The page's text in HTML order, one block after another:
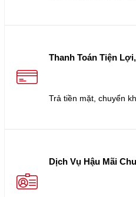
Thanh Toán Tiện
Trả tiền mặt, chuyển
Dịch Vụ Hậu Mãi